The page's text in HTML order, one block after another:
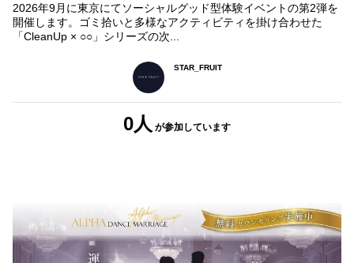
2026年9月に東京にてソーシャルグッド型体験イベントの第2弾を
開催します。ゴミ拾いと多様なアクティビティを掛け合わせた
「CleanUp × ○○」シリーズの次...
STAR_FRUIT
0人 が参加しています